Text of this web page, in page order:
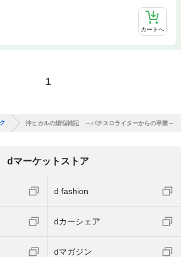
カートへ
1
沖ヒカルの煩悩雑記 ～パチスロライターからの卒業～
dマーケットストア
d fashion
dカーシェア
dマガジン